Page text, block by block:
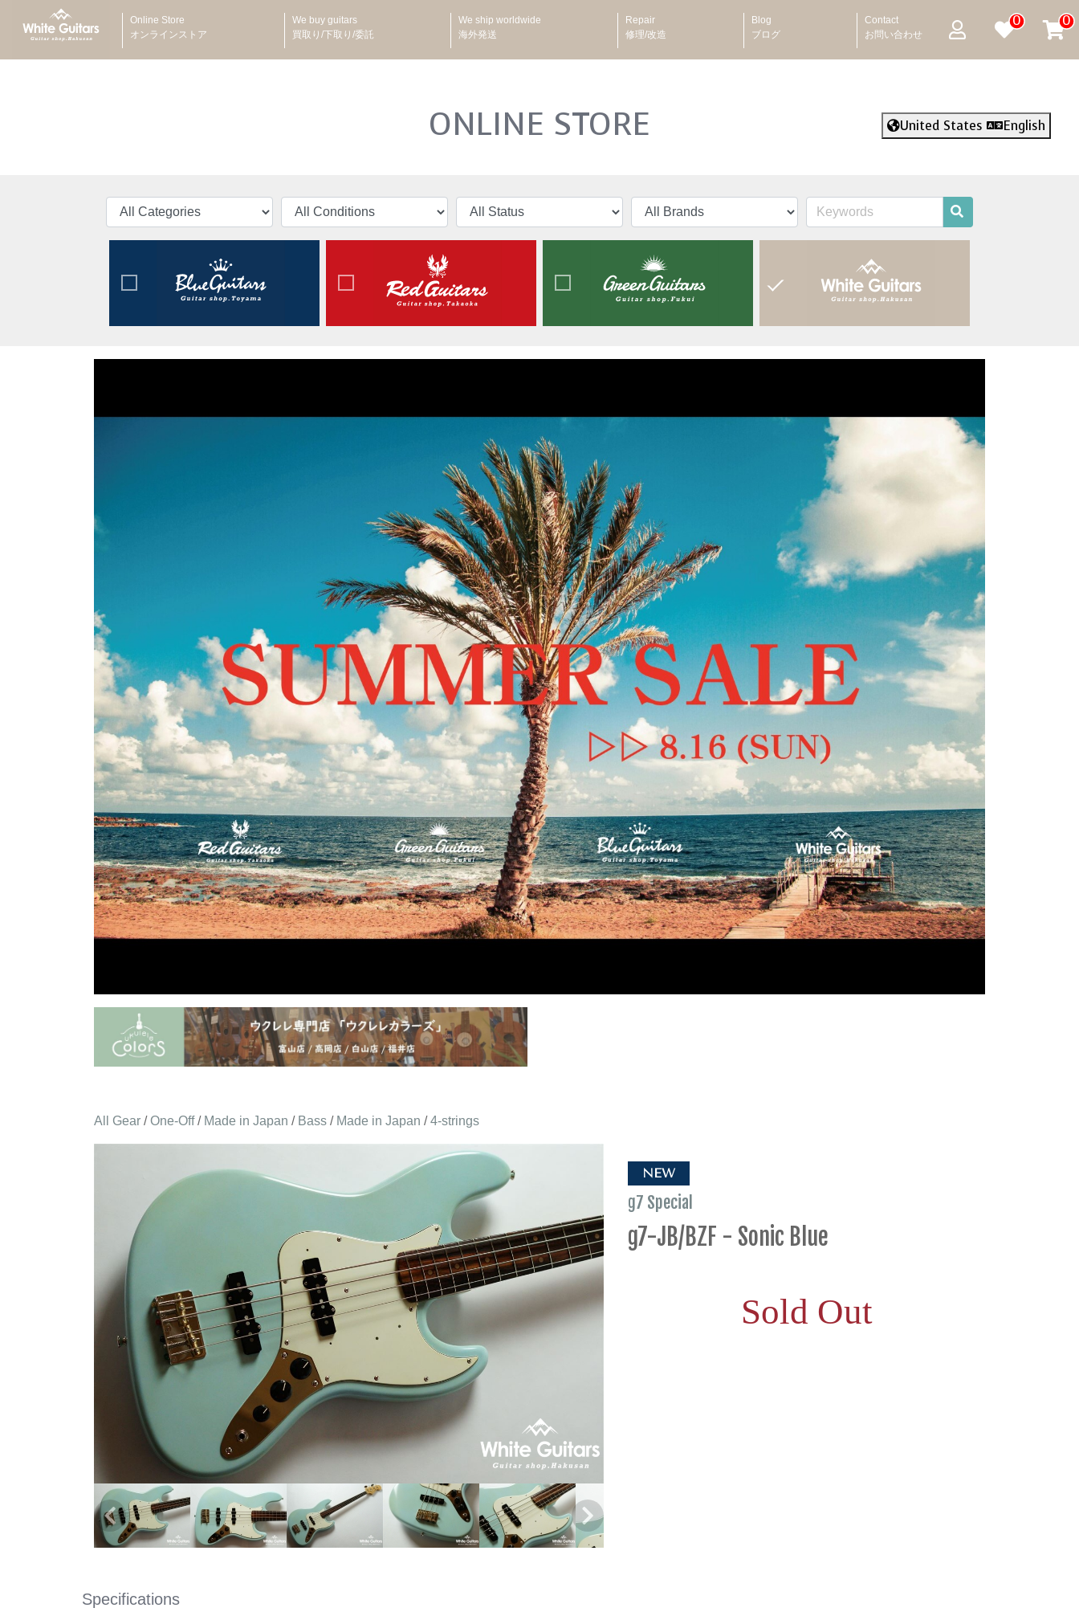
Online Store
オンラインストア
We buy guitars
買取り/下取り/委託
We ship worldwide
海外発送
Repair
修理/改造
Blog
ブログ
Contact
お問い合わせ
0 0
ONLINE STORE United States English
All Gear / One-Off/ Made in Japan / Bass / Made in Japan / 4-strings
NEW
g7 Special
g7-JB/BZF - Sonic Blue
Sold Out
Specifications